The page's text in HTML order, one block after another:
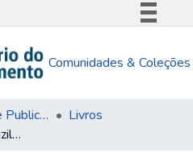
Comunica BR
Acesso à informação
Comunidades & Coleções
Navegar por Tipo de Publicação
Livros
Income distribution in Brazil : long term trend and changes in inequality since the late 1970s